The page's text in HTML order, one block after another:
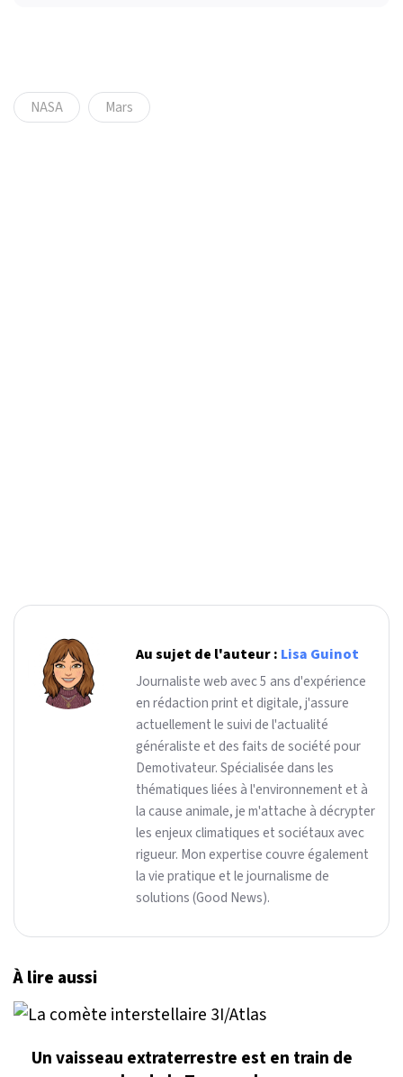
NASA Mars
Au sujet de l'auteur : Lisa Guinot
Journaliste web avec 5 ans d'expérience
en rédaction print et digitale, j'assure
actuellement le suivi de l'actualité
généraliste et des faits de société pour
Demotivateur. Spécialisée dans les
thématiques liées à l'environnement et à
la cause animale, je m'attache à décrypter
les enjeux climatiques et sociétaux avec
rigueur. Mon expertise couvre également
la vie pratique et le journalisme de
solutions (Good News).
À lire aussi
Un vaisseau extraterrestre est en train de